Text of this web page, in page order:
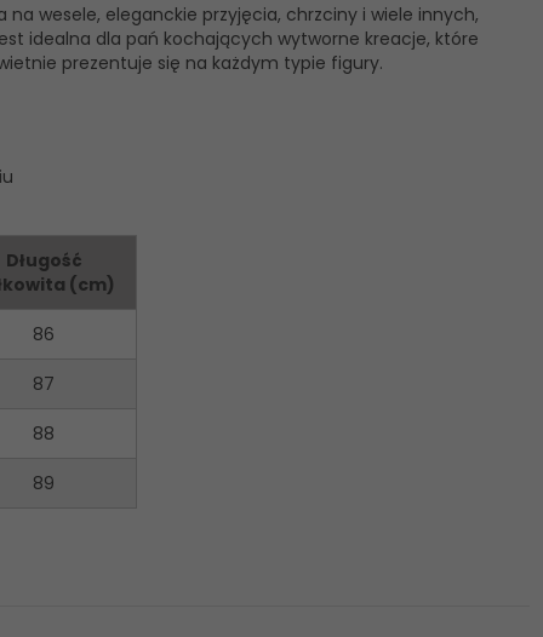
wesele, eleganckie przyjęcia, chrzciny i wiele innych,
idealna dla pań kochających wytworne kreacje, które
prezentuje się na każdym typie figury.
Długość
(cm)
86
87
88
89